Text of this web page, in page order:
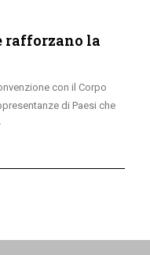
rafforzano la
con il Corpo
di Paesi che